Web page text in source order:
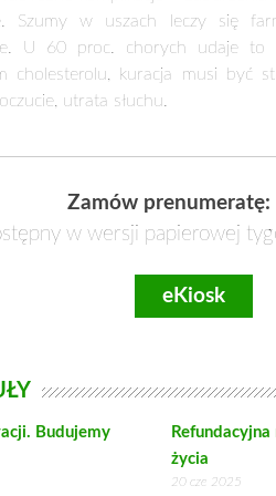
Szumy w uszach leczy się
U 60 proc. chorych udaje
cholesterolu, kuracja musi być
utrata słuchu.
Zamów prenumeratę:
w wersji papierowej
eKiosk
Budujemy
życia
20 cze 2025